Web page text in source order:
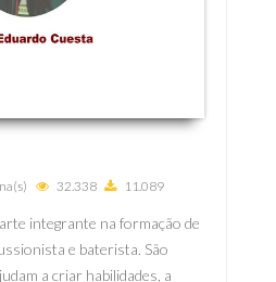
32.338 11.089
integrante na formação de
e baterista. São
a criar habilidades, a